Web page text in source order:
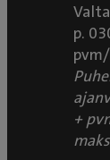
p.
+